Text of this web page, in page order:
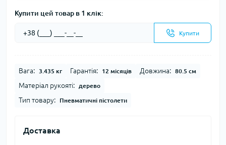
Купити цей товар в 1 клік:
Купити
Вага: 3.435 кг Гарантія: 12 місяців Довжина: 80.5 см
Матеріал рукояті: дерево
Тип товару: Пневматичні пістолети
Доставка